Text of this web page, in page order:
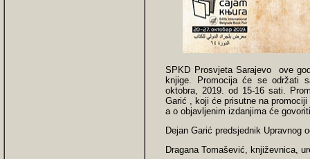
SPKD Prosvjeta Sarajevo ove
knjige. Promocija će se održati
oktobra, 2019. od 15-16 sati.
Garić , koji će prisutne na
a o objavlјenim izdanjima će
Dejan Garić predsjednik Upravnog
Dragana Tomašević, književnica,